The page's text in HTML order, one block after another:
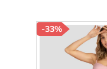
-33%